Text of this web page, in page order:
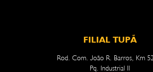
FILIAL TUPÃ
Rod. Com. João R. Barros, Km
Pq. Industrial II